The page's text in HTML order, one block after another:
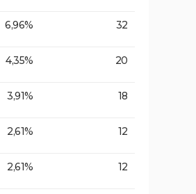
6,96% 32
4,35% 20
3,91% 18
2,61% 12
2,61% 12